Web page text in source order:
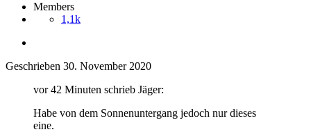
Members
1,1k
Geschrieben 30. November 2020
vor 42 Minuten schrieb Jäger:
Habe von dem Sonnenuntergang jedoch nur dieses
eine.